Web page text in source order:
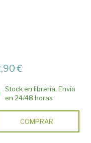
€
Stock en librería. Envío
en 24/48 horas
COMPRAR